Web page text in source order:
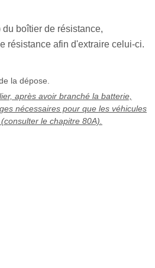
du boîtier de résistance,
résistance afin d'extraire celui-ci.
la dépose.
après avoir branché la batterie,
nécessaires pour que les véhicules
le chapitre 80A).